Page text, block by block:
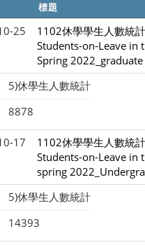
標題
25
1102休學學生人數統
Students-on-Leave in
Spring
5)休學生人數統計
8878
17
1102休學學生人數統
Students-on-Leave in
spring
5)休學生人數統計
14393